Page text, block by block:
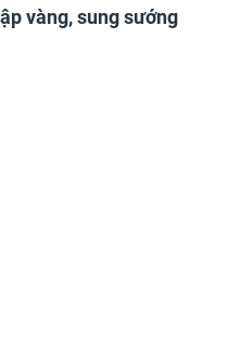
vàng, sung sướng